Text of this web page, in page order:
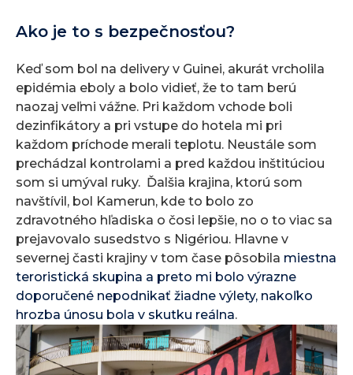
Ako je to s bezpečnosťou?
Keď som bol na delivery v Guinei, akurát vrcholila
epidémia eboly a bolo vidieť, že to tam berú
naozaj veľmi vážne. Pri každom vchode boli
dezinfikátory a pri vstupe do hotela mi pri
každom príchode merali teplotu. Neustále som
prechádzal kontrolami a pred každou inštitúciou
som si umýval ruky. Ďalšia krajina, ktorú som
navštívil, bol Kamerun, kde to bolo zo
zdravotného hľadiska o čosi lepšie, no o to viac sa
prejavovalo susedstvo s Nigériou. Hlavne v
severnej časti krajiny v tom čase pôsobila miestna
teroristická skupina a preto mi bolo výrazne
doporučené nepodnikať žiadne výlety, nakoľko
hrozba únosu bola v skutku reálna.